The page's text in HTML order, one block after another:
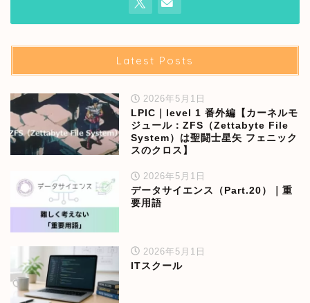
Latest Posts
2026年5月1日
LPIC｜level 1 番外編【カーネルモ
ジュール：ZFS（Zettabyte File
System）は聖闘士星矢 フェニック
スのクロス】
2026年5月1日
データサイエンス（Part.20）｜重
要用語
2026年5月1日
ITスクール